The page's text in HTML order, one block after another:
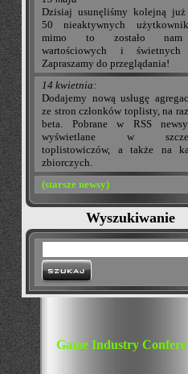
Dzisiaj usunęliśmy kolejną
50 nieaktywnych
mimo to zostało
wartościowych i świetnych
Zapraszamy do przeglądania!
14 kwietnia:
Dodajemy nową usługę
ze stron członków toplisty, na
beta. Pobrane w RSS
wyświetlane w
toplistowiczów, a także na
zbiorczych.
(starsze newsy)
Wyszukiwanie
Game Industry